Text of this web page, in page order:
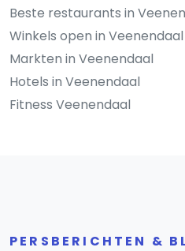
Beste restaurants in
Winkels open in
Markten in Veenendaal
Hotels in Veenendaal
Fitness Veenendaal
PERSBERICHTEN &